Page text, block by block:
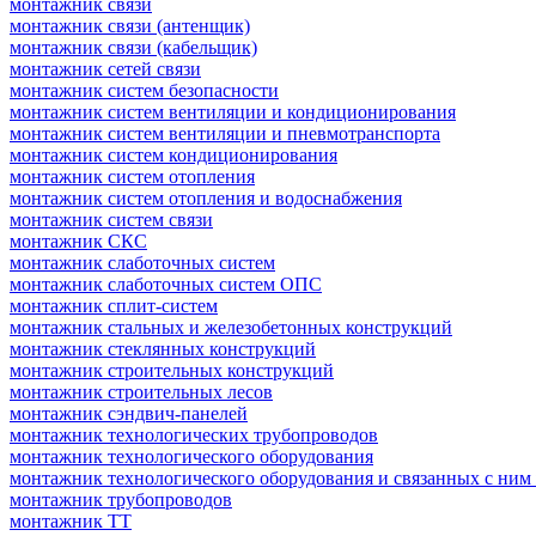
монтажник связи (антенщик)
монтажник связи (кабельщик)
монтажник сетей связи
монтажник систем безопасности
монтажник систем вентиляции и кондиционирования
монтажник систем вентиляции и пневмотранспорта
монтажник систем кондиционирования
монтажник систем отопления
монтажник систем отопления и водоснабжения
монтажник систем связи
монтажник СКС
монтажник слаботочных систем
монтажник слаботочных систем ОПС
монтажник сплит-систем
монтажник стальных и железобетонных конструкций
монтажник стеклянных конструкций
монтажник строительных конструкций
монтажник строительных лесов
монтажник сэндвич-панелей
монтажник технологических трубопроводов
монтажник технологического оборудования
монтажник технологического оборудования и связанных с
монтажник трубопроводов
монтажник ТТ